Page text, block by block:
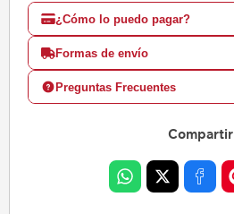
¿Cómo lo puedo pagar?
Formas de envío
Preguntas Frecuentes
Compartir